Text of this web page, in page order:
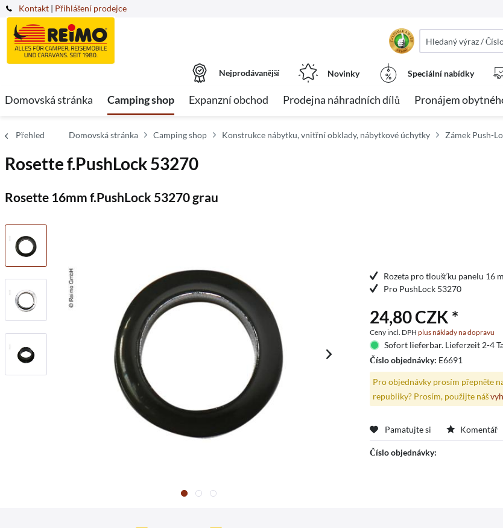
Kontakt | Přihlášení prodejce
Nejprodávanější Novinky Speciální nabídky
Domovská stránka Camping shop Expanzní obchod Prodejna náhradních dílů Pronájem
Přehled Domovská stránka Camping shop Konstrukce nábytku, vnitřní obklady, nábytkové úchytky Zámek Push-
Rosette f.PushLock 53270
Rosette 16mm f.PushLock 53270 grau
Rozeta pro tloušťku panelu 16
Pro PushLock 53270
24,80 CZK *
Ceny incl. DPHplus náklady na dopravu
Sofort lieferbar. Lieferzeit 2-4
Číslo objednávky: E6691
Pro objednávky prosím přepněte
republiky? Prosím, použijte náš
Pamatujte si Komentář
Číslo objednávky: